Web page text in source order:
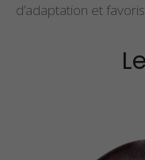
d’adaptation et